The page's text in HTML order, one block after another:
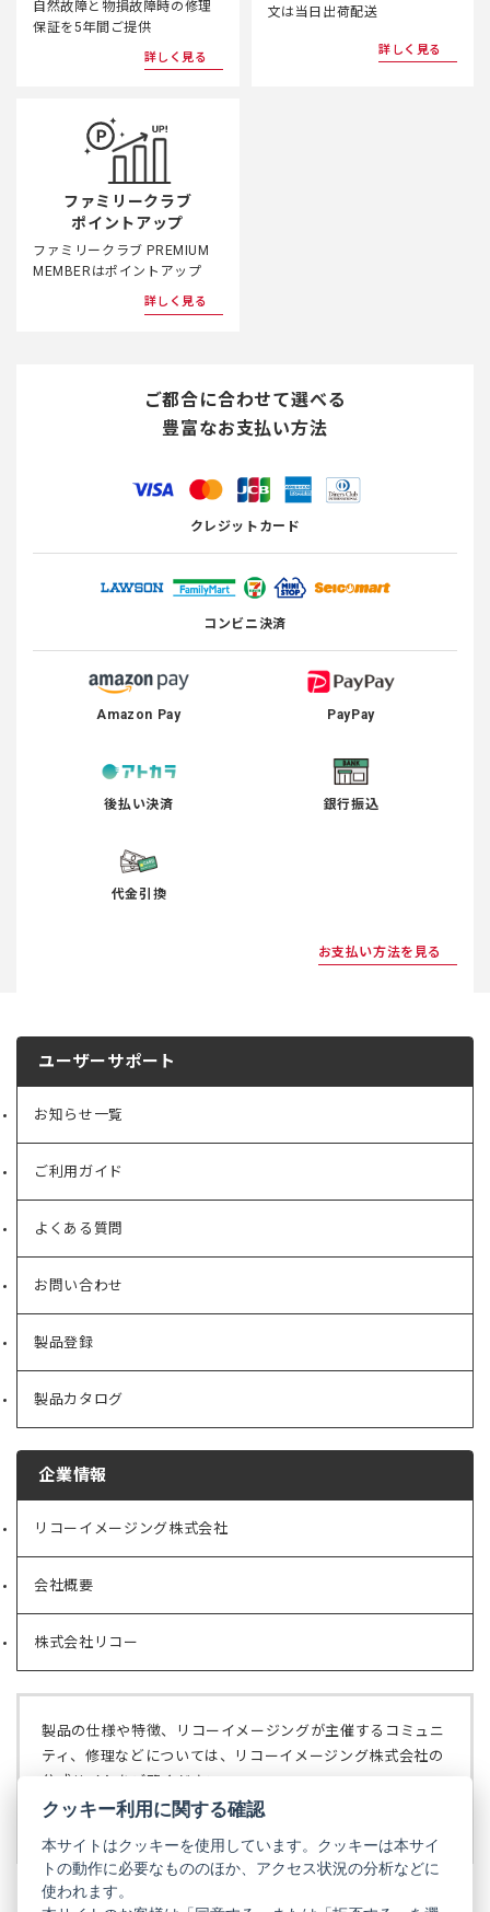
自然故障と物損故障時の修理
保証を5年間ご提供
詳しく見る
文は当日出荷配送
詳しく見る
ファミリークラブ
ポイントアップ
ファミリークラブ PREMIUM
MEMBERはポイントアップ
詳しく見る
ご都合に合わせて選べる
豊富なお支払い方法
クレジットカード
コンビニ決済
Amazon Pay PayPay
後払い決済 銀行振込
代金引換
お支払い方法を見る
ユーザーサポート
お知らせ一覧
ご利用ガイド
よくある質問
お問い合わせ
製品登録
製品カタログ
企業情報
リコーイメージング株式会社
（新
タ
ブ
で
開
く）
会社概要
（新
タ
ブ
で
く）
株式会社リコー
（新
ブ
で
開
製品の仕様や特徴、リコーイメージングが主催するコミュニ
ティ、修理などについては、リコーイメージング株式会社の
公式サイトをご覧ください。
リコーイメージング株式会社の公式サイト
（新
し
い
タ
ブ
クッキー利用に関する確認
本サイトはクッキーを使用しています。クッキーは本サイ
トの動作に必要なもののほか、アクセス状況の分析などに
使われます。